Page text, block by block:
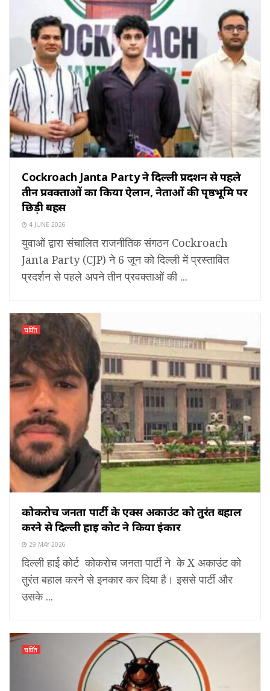
Cockroach Janta Party ने दिल्ली प्रदर्शन से पहले
तीन प्रवक्ताओं का किया ऐलान, नेताओं की पृष्ठभूमि पर
छिड़ी बहस
4 JUNE 2026
युवाओं द्वारा संचालित राजनीतिक संगठन Cockroach
Janta Party (CJP) ने 6 जून को दिल्ली में प्रस्तावित
प्रदर्शन से पहले अपने तीन प्रवक्ताओं की ...
चर्चित
कोकरोच जनता पार्टी के एक्स अकाउंट को तुरंत बहाल
करने से दिल्ली हाई कोर्ट ने किया इंकार
29 MAY 2026
दिल्ली हाई कोर्ट कोकरोच जनता पार्टी ने के X अकाउंट को
तुरंत बहाल करने से इनकार कर दिया है। इससे पार्टी और
उसके ...
चर्चित